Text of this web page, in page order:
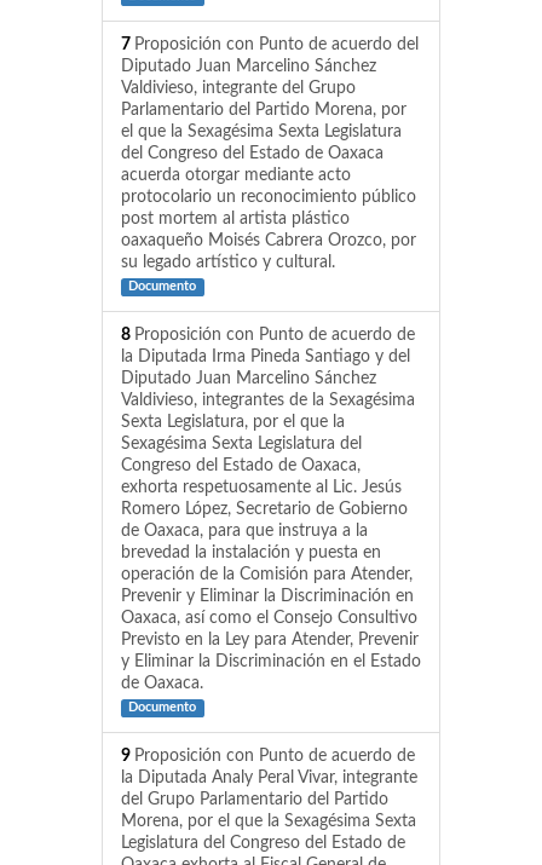
7 Proposición con Punto de acuerdo del
Diputado Juan Marcelino Sánchez
Valdivieso, integrante del Grupo
Parlamentario del Partido Morena, por
el que la Sexagésima Sexta Legislatura
del Congreso del Estado de Oaxaca
acuerda otorgar mediante acto
protocolario un reconocimiento público
post mortem al artista plástico
oaxaqueño Moisés Cabrera Orozco, por
su legado artístico y cultural.
Documento
8 Proposición con Punto de acuerdo de
la Diputada Irma Pineda Santiago y del
Diputado Juan Marcelino Sánchez
Valdivieso, integrantes de la Sexagésima
Sexta Legislatura, por el que la
Sexagésima Sexta Legislatura del
Congreso del Estado de Oaxaca,
exhorta respetuosamente al Lic. Jesús
Romero López, Secretario de Gobierno
de Oaxaca, para que instruya a la
brevedad la instalación y puesta en
operación de la Comisión para Atender,
Prevenir y Eliminar la Discriminación en
Oaxaca, así como el Consejo Consultivo
Previsto en la Ley para Atender, Prevenir
y Eliminar la Discriminación en el Estado
de Oaxaca.
Documento
9 Proposición con Punto de acuerdo de
la Diputada Analy Peral Vivar, integrante
del Grupo Parlamentario del Partido
Morena, por el que la Sexagésima Sexta
Legislatura del Congreso del Estado de